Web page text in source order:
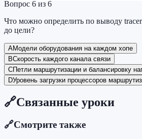
Вопрос 6 из 6
Что можно определить по выводу
до цели?
AМодели оборудования на каждом хопе
BСкорость каждого канала связи
CПетли маршрутизации и балансировку
DУровень загрузки процессоров
🔗Связанные уроки
🔗Смотрите также